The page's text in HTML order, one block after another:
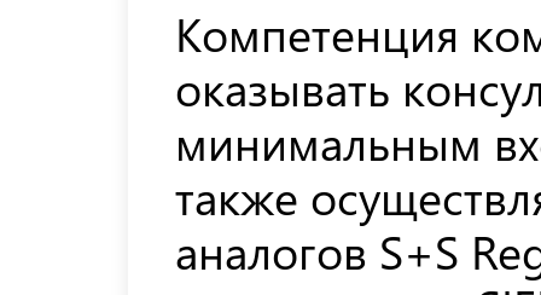
Компетенция
оказывать
минимальным
также
аналогов S+S